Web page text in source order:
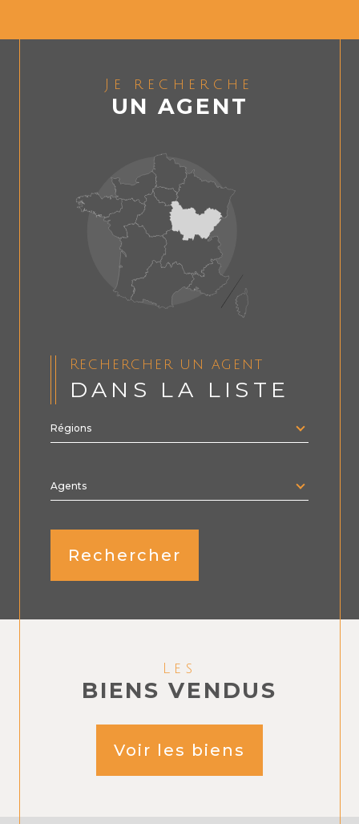
Je recherche
UN AGENT
Rechercher un agent
DANS LA LISTE
Merci
de
Régions
Agents
Rechercher
Les
BIENS VENDUS
Voir les biens